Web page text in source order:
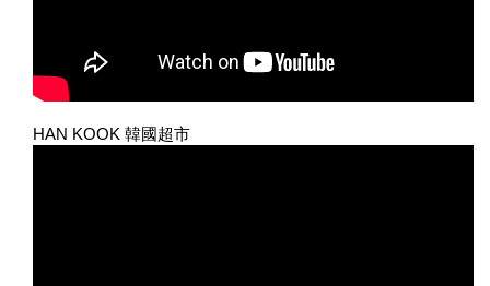
HAN KOOK 韓國超市